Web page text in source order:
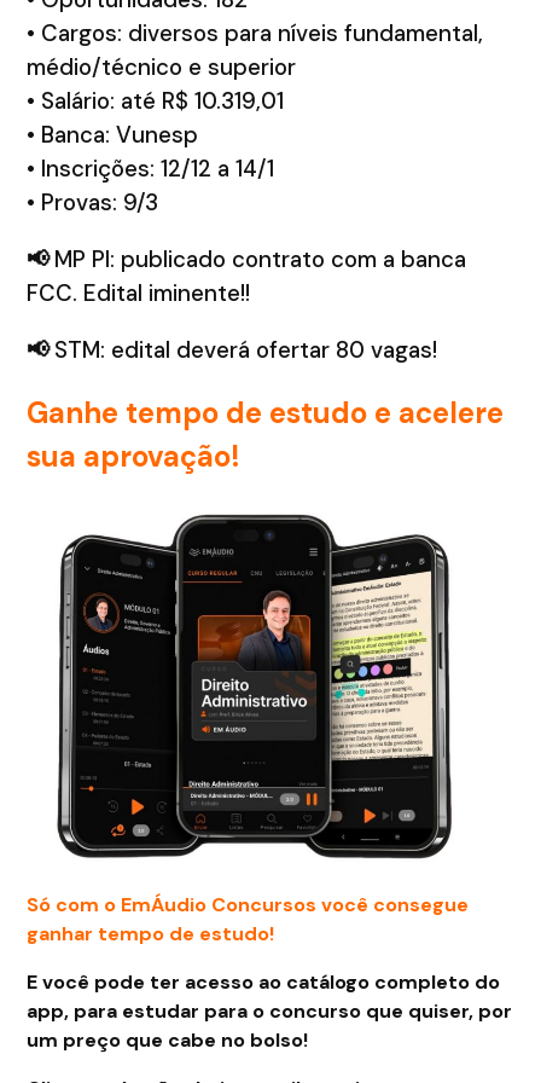
• Cargos: diversos para níveis fundamental,
médio/técnico e superior
• Salário: até R$ 10.319,01
• Banca: Vunesp
• Inscrições: 12/12 a 14/1
• Provas: 9/3
📢MP PI: publicado contrato com a banca
FCC. Edital iminente!!
📢STM: edital deverá ofertar 80 vagas!
Ganhe tempo de estudo e acelere
sua aprovação!
Só com o EmÁudio Concursos você consegue
ganhar tempo de estudo!
E você pode ter acesso ao catálogo completo do
app, para estudar para o concurso que quiser, por
um preço que cabe no bolso!